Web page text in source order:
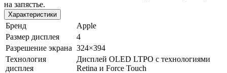
на запястье.
Характеристики
Бренд
Apple
Размер дисплея
4
Разрешение экрана 324×394
Технология
дисплея
Дисплей OLED LTPO с технологиями
Retina и Force Touch